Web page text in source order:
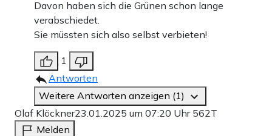
Davon haben sich die Grünen schon lange
verabschiedet.
Sie müssten sich also selbst verbieten!
1
Antworten
Weitere Antworten anzeigen (1)
Olaf Klöckner23.01.2025 um 07:20 Uhr 562T
Melden